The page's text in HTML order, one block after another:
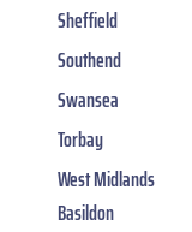
Sheffield
Southend
Swansea
Torbay
West Midlands
Basildon